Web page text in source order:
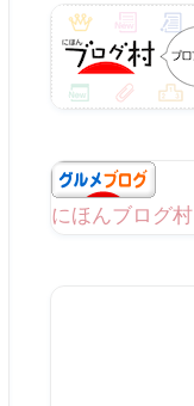
にほんブログ村